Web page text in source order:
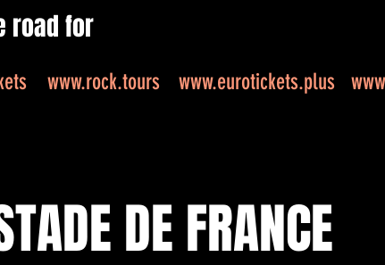
road for
www.rock.tours www.eurotickets.plus
DE FRANCE